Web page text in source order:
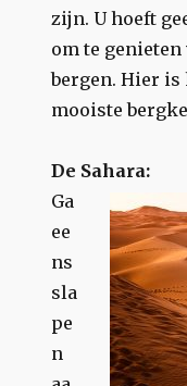
zijn. U hoeft
om te
bergen. Hier is
mooiste
De Sahara:
Ga
ee
ns
sla
pe
n